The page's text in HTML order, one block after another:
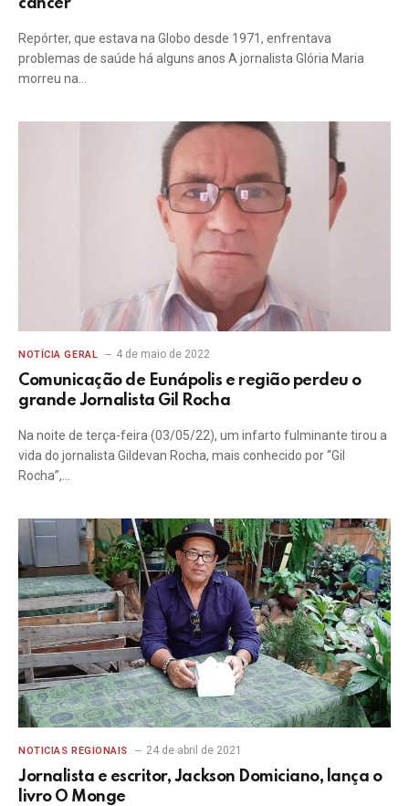
câncer
Repórter, que estava na Globo desde 1971, enfrentava
problemas de saúde há alguns anos A jornalista Glória Maria
morreu na…
NOTÍCIA GERAL 4 de maio de 2022
Comunicação de Eunápolis e região perdeu o
grande Jornalista Gil Rocha
Na noite de terça-feira (03/05/22), um infarto fulminante tirou a
vida do jornalista Gildevan Rocha, mais conhecido por “Gil
Rocha”,…
NOTICIAS REGIONAIS 24 de abril de 2021
Jornalista e escritor, Jackson Domiciano, lança o
livro O Monge